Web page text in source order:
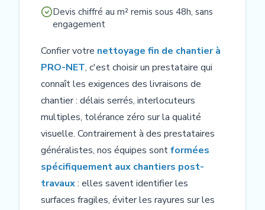
Devis chiffré au m² remis sous 48h, sans
engagement
Confier votre nettoyage fin de chantier à
PRO-NET, c'est choisir un prestataire qui
connaît les exigences des livraisons de
chantier : délais serrés, interlocuteurs
multiples, tolérance zéro sur la qualité
visuelle. Contrairement à des prestataires
généralistes, nos équipes sontformées
spécifiquement aux chantiers post-
travaux: elles savent identifier les
surfaces fragiles, éviter les rayures sur les